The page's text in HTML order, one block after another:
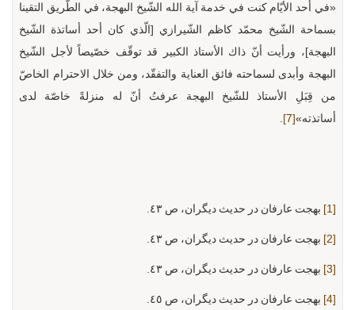
«في أحد الأيّام كنت في خدمة آية الله الشّيخ البهجة، في الطّريق التقينا
بسماحة الشّيخ محمّد كاظم الشّيرازي [الّذي كان أحد أساتذة الشّيخ
البهجة]، ورأيت أنّ ذاك الأستاذ الكبير قد توقّف خصّيصاً لأجل الشّيخ
البهجة وأبدى لسماحته فائق العناية والتفقّد، ومن خلال الاحترام الخاصّ
من قِبَلِ الأستاذ للشّيخ البهجة عرفتُ أنّ له منزلةً خاصّة لدى
أساتذته»[7]
.
[1] بهجت عارفان در حديث ديگران، ص ٤٣.
[2] بهجت عارفان در حديث ديگران، ص ٤٣.
[3] بهجت عارفان در حديث ديگران، ص ٤٣.
[4] بهجت عارفان در حديث ديگران، ص ٤٥.